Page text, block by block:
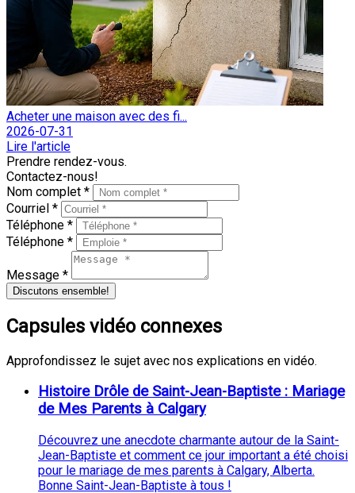
Acheter une maison avec des fi...
2026-07-31
Lire l'article
Prendre rendez-vous.
Contactez-nous!
Nom complet *
Courriel *
Téléphone *
Téléphone *
Message *
Discutons ensemble!
Capsules vidéo connexes
Approfondissez le sujet avec nos explications en vidéo.
Histoire Drôle de Saint-Jean-Baptiste : Mariage
de Mes Parents à Calgary
Découvrez une anecdote charmante autour de la Saint-
Jean-Baptiste et comment ce jour important a été choisi
pour le mariage de mes parents à Calgary, Alberta.
Bonne Saint-Jean-Baptiste à tous !